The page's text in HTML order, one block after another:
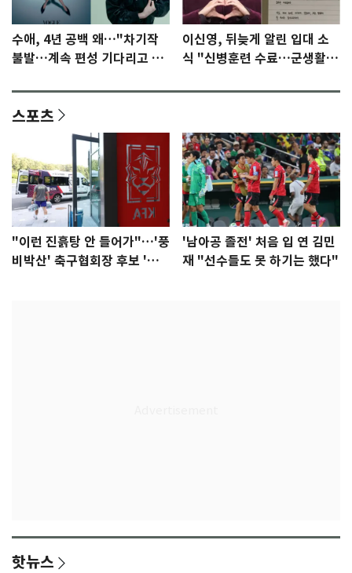
수애, 4년 공백 왜…"차기작
불발…계속 편성 기다리고 있
이신영, 뒤늦게 알린 입대 소
식 "신병훈련 수료…군생활
스포츠
"이런 진흙탕 안 들어가"…'풍
비박산' 축구협회장 후보 '실
'남아공 졸전' 처음 입 연 김민
재 "선수들도 못 하기는 했다"
핫뉴스